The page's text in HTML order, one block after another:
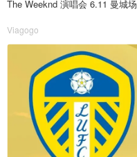
The Weeknd 演唱会 6.11 曼城场
Viagogo